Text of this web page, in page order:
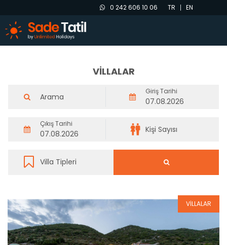
0 242 606 10 06 TR EN
VİLLALAR
Giriş Tarihi
Çıkış Tarihi
VİLLALAR